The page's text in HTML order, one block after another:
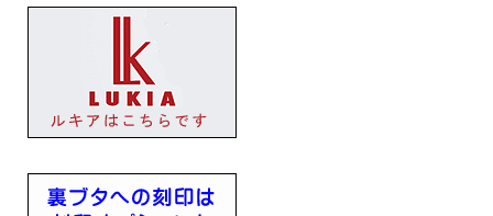
ケースとブレスレットには、柔らかな輝きを放つピンクゴールド Silky Pinkを採用
ワントーンでまとめ、スキンジュエリーのように肌に寄り添い、上品な存在感を放
ちます
■プッシュ式三つ折中留め
■電池式
■電池寿命約3年